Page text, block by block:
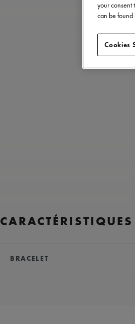
CARACTÉRISTIQUES
BRACELET
your consent
can be found
Cookies